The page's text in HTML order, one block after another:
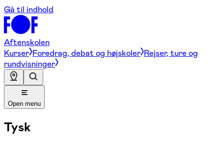
Gå til indhold
Aftenskolen
Kurser Foredrag, debat og højskoler Rejser, ture og
rundvisninger
Open menu
Tysk